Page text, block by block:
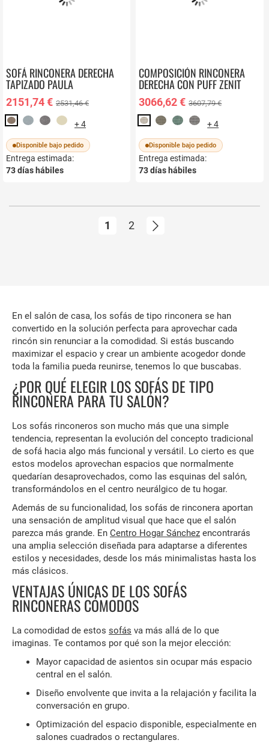
SOFÁ RINCONERA DERECHA
TAPIZADO PAULA
2151,74 € 2531,46 €
+ 4
Disponible bajo pedido
Entrega estimada:
73días hábiles
COMPOSICIÓN RINCONERA
DERECHA CON PUFF ZENIT
3066,62 € 3607,79 €
+ 4
Disponible bajo pedido
Entrega estimada:
73días hábiles
Actualmente estás leyendo
1 Página
2
En el salón de casa, los sofás de tipo rinconera se han
convertido en la solución perfecta para aprovechar cada
rincón sin renunciar a la comodidad. Si estás buscando
maximizar el espacio y crear un ambiente acogedor donde
toda la familia pueda reunirse, tenemos lo que buscabas.
¿POR QUÉ ELEGIR LOS SOFÁS DE TIPO
RINCONERA PARA TU SALÓN?
Los sofás rinconeros son mucho más que una simple
tendencia, representan la evolución del concepto tradicional
de sofá hacia algo más funcional y versátil. Lo cierto es que
estos modelos aprovechan espacios que normalmente
quedarían desaprovechados, como las esquinas del salón,
transformándolos en el centro neurálgico de tu hogar.
Además de su funcionalidad, los sofás de rinconera aportan
una sensación de amplitud visual que hace que el salón
parezca más grande. En Centro Hogar Sánchez encontrarás
una amplia selección diseñada para adaptarse a diferentes
estilos y necesidades, desde los más minimalistas hasta los
más clásicos.
VENTAJAS ÚNICAS DE LOS SOFÁS
RINCONERAS CÓMODOS
La comodidad de estos sofás va más allá de lo que
imaginas. Te contamos por qué son la mejor elección:
Mayor capacidad de asientos sin ocupar más espacio
central en el salón.
Diseño envolvente que invita a la relajación y facilita la
conversación en grupo.
Optimización del espacio disponible, especialmente en
salones cuadrados o rectangulares.